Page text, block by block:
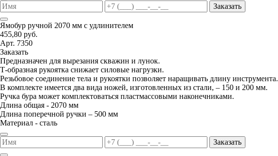
Заказать
Ямобур ручной 2070 мм с удлинителем
455,80 руб.
Арт. 7350
Заказать
Предназначен для вырезания скважин и лунок.
Т-образная рукоятка снижает силовые нагрузки.
Резьбовое соединение тела и рукоятки позволяет наращивать длину инструмента.
В комплекте имеется два вида ножей, изготовленных из стали, – 150 и 200 мм.
Ручка бура может комплектоваться пластмассовыми наконечниками.
Длина общая - 2070 мм
Длина поперечной ручки – 500 мм
Материал - сталь
Заказать